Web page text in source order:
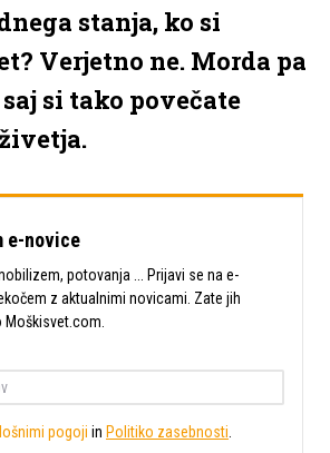
stanja, ko si
Verjetno ne. Morda pa
si tako povečate
e-novice
potovanja ... Prijavi se na e-
z aktualnimi novicami. Zate jih
pogoji in Politiko zasebnosti